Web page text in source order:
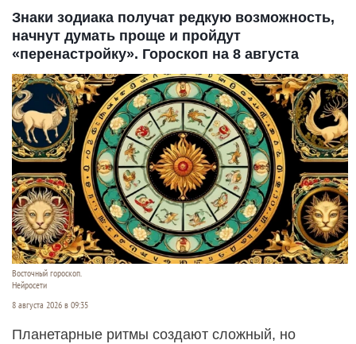
Знаки зодиака получат редкую возможность,
начнут думать проще и пройдут
«перенастройку». Гороскоп на 8 августа
Восточный гороскоп.
Нейросети
8 августа 2026 в 09:35
Планетарные ритмы создают сложный, но